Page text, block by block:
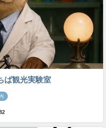
ば観光実験室